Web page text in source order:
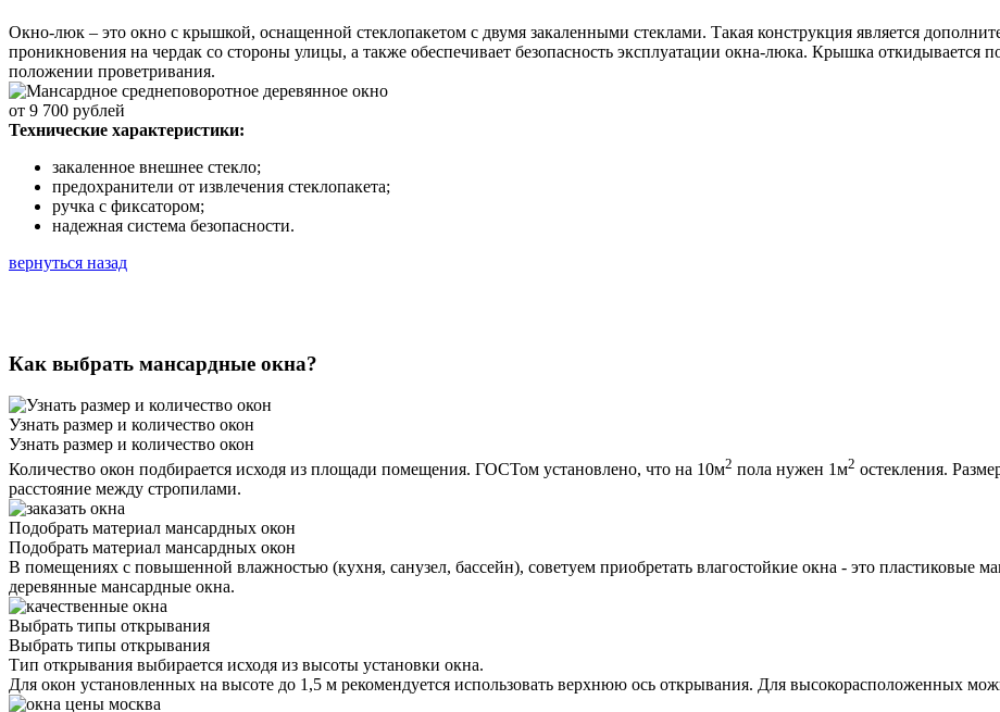
Окно-люк – это окно с крышкой, оснащенной стеклопакетом с двумя закаленными стеклами. Такая конструкция является
проникновения на чердак со стороны улицы, а также обеспечивает безопасность эксплуатации окна-люка. Крышка откидывается
положении проветривания.
от 9 700 рублей
Технические характеристики:
закаленное внешнее стекло;
предохранители от извлечения стеклопакета;
ручка с фиксатором;
надежная система безопасности.
вернуться назад
Как выбрать мансардные окна?
Узнать размер и количество окон
Узнать размер и количество окон
Количество окон подбирается исходя из площади помещения. ГОСТом установлено, что на 10м2 пола нужен 1м2 остекления.
расстояние между стропилами.
Подобрать материал мансардных окон
Подобрать материал мансардных окон
В помещениях с повышенной влажностью (кухня, санузел, бассейн), советуем приобретать влагостойкие окна - это пластиковые
деревянные мансардные окна.
Выбрать типы открывания
Выбрать типы открывания
Тип открывания выбирается исходя из высоты установки окна.
Для окон установленных на высоте до 1,5 м рекомендуется использовать верхнюю ось открывания. Для высокорасположенных